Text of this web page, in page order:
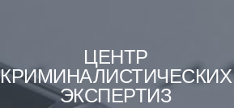
content
ЦЕНТР
КРИМИНАЛИСТИЧЕСКИХ
ЭКСПЕРТИЗ